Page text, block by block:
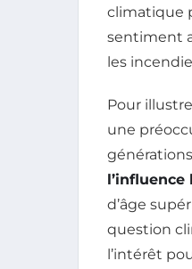
climatique
sentiment
les
Pour
une
d’âge
question
l’intérêt